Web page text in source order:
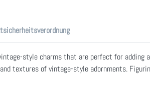
style charms that are perfect for adding
textures of vintage-style adornments.